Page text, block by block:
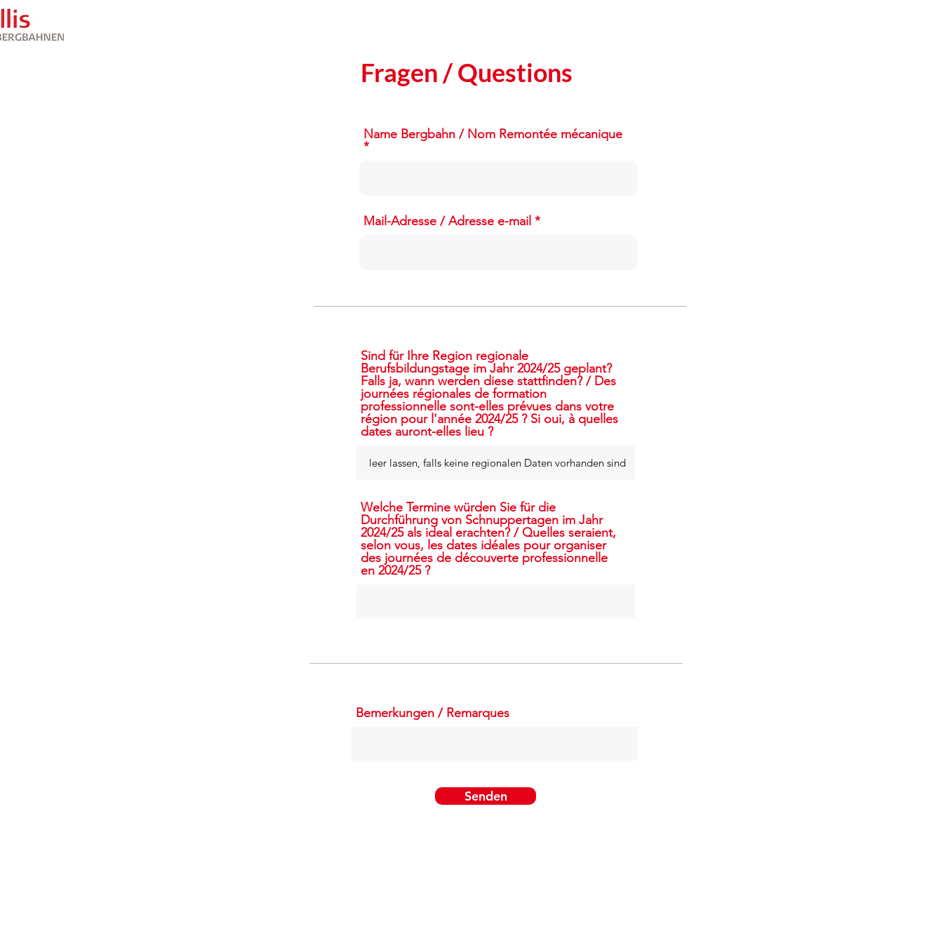
Fragen / Questions
Name Bergbahn / Nom Remontée mécanique
Mail-Adresse / Adresse e-mail
Sind für Ihre Region regionale
Berufsbildungstage im Jahr 2024/25 geplant?
Falls ja, wann werden diese stattfinden? / Des
journées régionales de formation
professionnelle sont-elles prévues dans votre
région pour l'année 2024/25 ? Si oui, à quelles
dates auront-elles lieu ?
Welche Termine würden Sie für die
Durchführung von Schnuppertagen im Jahr
2024/25 als ideal erachten? / Quelles seraient,
selon vous, les dates idéales pour organiser
des journées de découverte professionnelle
en 2024/25 ?
Bemerkungen / Remarques
Senden